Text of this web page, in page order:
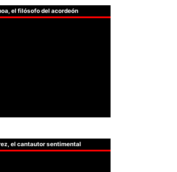
el filósofo del acordeón
el cantautor sentimental